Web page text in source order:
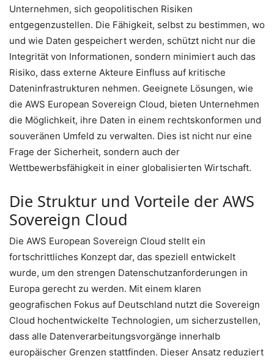
Unternehmen, sich geopolitischen Risiken
entgegenzustellen. Die Fähigkeit, selbst zu bestimmen, wo
und wie Daten gespeichert werden, schützt nicht nur die
Integrität von Informationen, sondern minimiert auch das
Risiko, dass externe Akteure Einfluss auf kritische
Dateninfrastrukturen nehmen. Geeignete Lösungen, wie
die AWS European Sovereign Cloud, bieten Unternehmen
die Möglichkeit, ihre Daten in einem rechtskonformen und
souveränen Umfeld zu verwalten. Dies ist nicht nur eine
Frage der Sicherheit, sondern auch der
Wettbewerbsfähigkeit in einer globalisierten Wirtschaft.
Die Struktur und Vorteile der AWS
Sovereign Cloud
Die AWS European Sovereign Cloud stellt ein
fortschrittliches Konzept dar, das speziell entwickelt
wurde, um den strengen Datenschutzanforderungen in
Europa gerecht zu werden. Mit einem klaren
geografischen Fokus auf Deutschland nutzt die Sovereign
Cloud hochentwickelte Technologien, um sicherzustellen,
dass alle Datenverarbeitungsvorgänge innerhalb
europäischer Grenzen stattfinden. Dieser Ansatz reduziert